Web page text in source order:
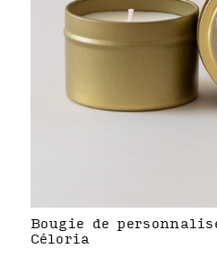
Bougie de
Céloria